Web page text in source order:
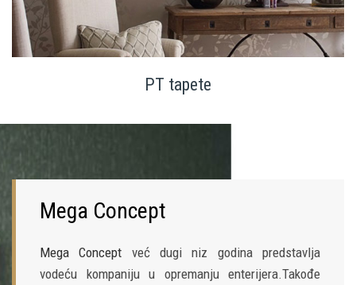
PT tapete
Mega Concept
Mega Concept već dugi niz godina predstavlja
vodeću kompaniju u opremanju enterijera.Takođe